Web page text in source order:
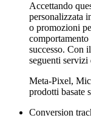
Accettando
personalizzata
o promozioni
successo. Con
seguenti servizi
Meta-Pixel,
prodotti basate
Conversion